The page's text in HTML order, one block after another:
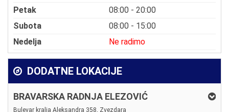
Petak
08:00 - 20:00
Subota
08:00 - 15:00
Nedelja
Ne radimo
DODATNE LOKACIJE
BRAVARSKA RADNJA ELEZOVIĆ
Bulevar kralja Aleksandra 358, Zvezdara